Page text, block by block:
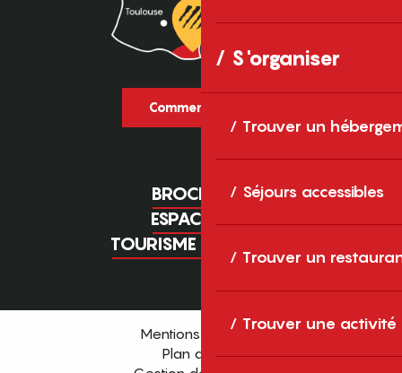
S'organiser
Trouver un
Séjours accessibles
Trouver un
Trouver une activité
Comment venir ?
BROCHURES
ESPACE PRO
TOURISME D'AFFAIRES
Mentions légales
Plan du site